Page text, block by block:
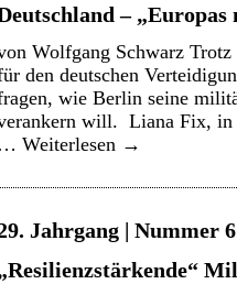
– „Europas
Wolfgang Schwarz
den deutschen
wie Berlin seine
will. Liana Fix, in
… Weiterlesen →
Jahrgang | Nummer